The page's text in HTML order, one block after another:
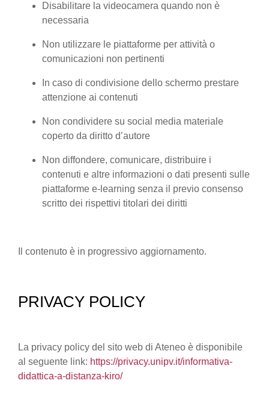
Disabilitare la videocamera quando non è
necessaria
Non utilizzare le piattaforme per attività o
comunicazioni non pertinenti
In caso di condivisione dello schermo prestare
attenzione ai contenuti
Non condividere su social media materiale
coperto da diritto d’autore
Non diffondere, comunicare, distribuire i
contenuti e altre informazioni o dati presenti sulle
piattaforme e-learning senza il previo consenso
scritto dei rispettivi titolari dei diritti
Il contenuto è in progressivo aggiornamento.
PRIVACY POLICY
La privacy policy del sito web di Ateneo è disponibile
al seguente link: https://privacy.unipv.it/informativa-
didattica-a-distanza-kiro/